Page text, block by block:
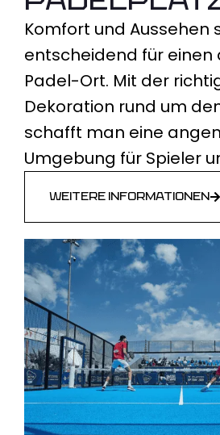
Komfort und Aussehen
entscheidend für
Padel-Ort. Mit der
Dekoration rund um
schafft man eine
Umgebung für Spieler
WEITERE INFORMATIONEN